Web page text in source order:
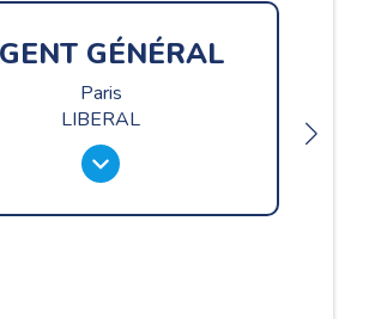
GÉNÉRAL
Paris
LIBERAL